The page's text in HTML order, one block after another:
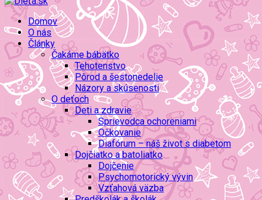
Domov
O nás
Články
Čakáme bábätko
Tehotenstvo
Pôrod a šestonedelie
Názory a skúsenosti
O deťoch
Deti a zdravie
Sprievodca ochoreniami
Očkovanie
Diafórum – náš život s diabetom
Dojčiatko a batoliatko
Dojčenie
Psychomotorický vývin
Vzťahová väzba